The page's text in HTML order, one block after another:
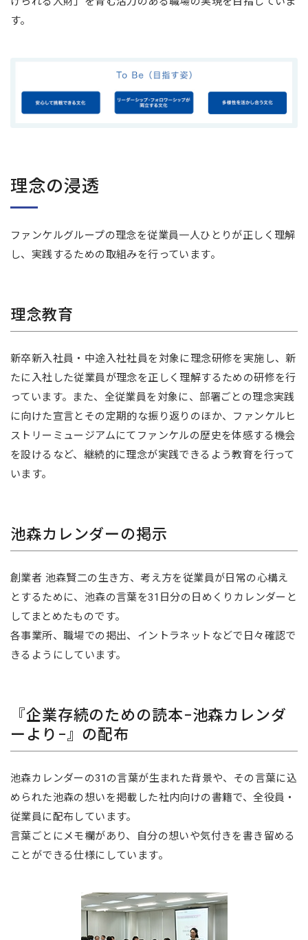
す。
理念の浸透
ファンケルグループの理念を従業員一人ひとりが正しく理解
し、実践するための取組みを行っています。
理念教育
新卒新入社員・中途入社社員を対象に理念研修を実施し、新
たに入社した従業員が理念を正しく理解するための研修を行
っています。また、全従業員を対象に、部署ごとの理念実践
に向けた宣言とその定期的な振り返りのほか、ファンケルヒ
ストリーミュージアムにてファンケルの歴史を体感する機会
を設けるなど、継続的に理念が実践できるよう教育を行って
います。
池森カレンダーの掲示
創業者 池森賢二の生き方、考え方を従業員が日常の心構え
とするために、池森の言葉を31日分の日めくりカレンダーと
してまとめたものです。
各事業所、職場での掲出、イントラネットなどで日々確認で
きるようにしています。
『企業存続のための読本−池森カレンダ
ーより−』の配布
池森カレンダーの31の言葉が生まれた背景や、その言葉に込
められた池森の想いを掲載した社内向けの書籍で、全役員・
従業員に配布しています。
言葉ごとにメモ欄があり、自分の想いや気付きを書き留める
ことができる仕様にしています。